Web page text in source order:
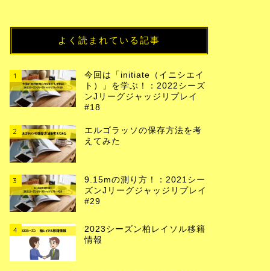
よく読まれている記事
1
今回は「initiate（イニシエイ
ト）」を学ぶ！：2022シーズ
ンJリーグジャッジリプレイ
#18
2
エルゴラッソの保存方法を考
えてみた
3
9.15mの測り方！：2021シー
ズンJリーグジャッジリプレイ
#29
4
2023シーズン柏レイソル移籍
情報